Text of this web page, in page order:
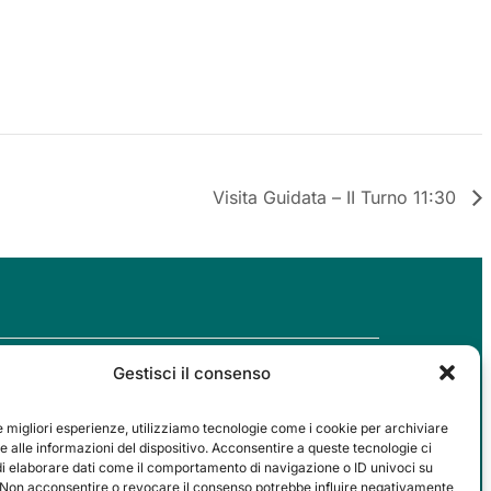
Gestisci il consenso
migliori esperienze, utilizziamo tecnologie come i cookie per archiviare
alle informazioni del dispositivo. Acconsentire a queste tecnologie ci
elaborare dati come il comportamento di navigazione o ID univoci su
acconsentire o revocare il consenso potrebbe influire negativamente
Visita Guidata – II Turno 11:30
SOCIAL